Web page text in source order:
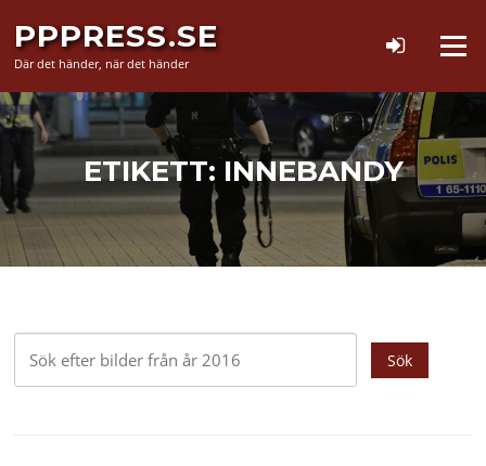
innehåll
PPPRESS.SE
Där det händer, när det händer
Meny
ETIKETT: INNEBANDY
Sök